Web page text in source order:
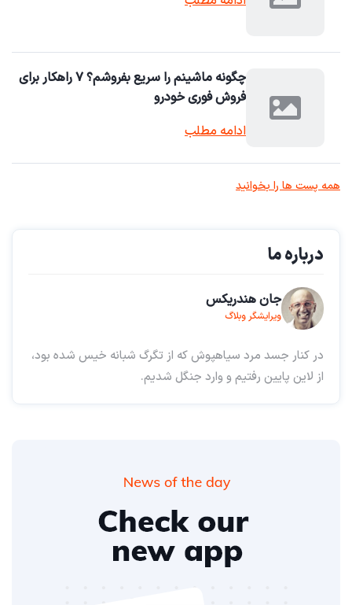
چگونه ماشینم را سریع بفروشم؟ ۷ راهکار برای
فروش فوری خودرو
ادامه مطلب
همه پست ها را بخوانید
درباره ما
جان هندریکس
ویرایشگر وبلاگ
در کنار جسد مرد سیاهپوش که از تگرگ شبانه خیس شده بود،
از لاین پایین رفتیم و وارد جنگل شدیم.